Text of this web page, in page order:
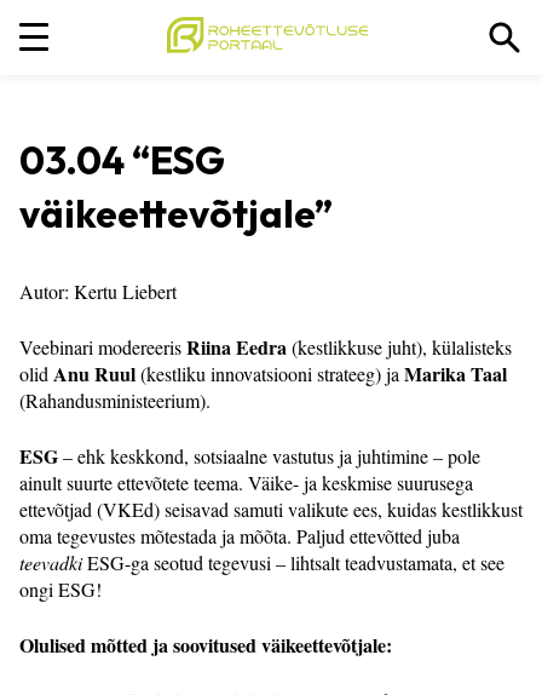
03.04 “ESG
väikeettevõtjale”
Autor: Kertu Liebert
Veebinari modereerisRiina Eedra(kestlikkuse juht), külalisteks
olid Anu Ruul(kestliku innovatsiooni strateeg) ja Marika Taal
(Rahandusministeerium).
ESG– ehk keskkond, sotsiaalne vastutus ja juhtimine – pole
ainult suurte ettevõtete teema. Väike- ja keskmise suurusega
ettevõtjad (VKEd) seisavad samuti valikute ees, kuidas kestlikkust
oma tegevustes mõtestada ja mõõta. Paljud ettevõtted juba
teevadkiESG-ga seotud tegevusi – lihtsalt teadvustamata, et see
ongi ESG!
Olulised mõtted ja soovitused väikeettevõtjale: